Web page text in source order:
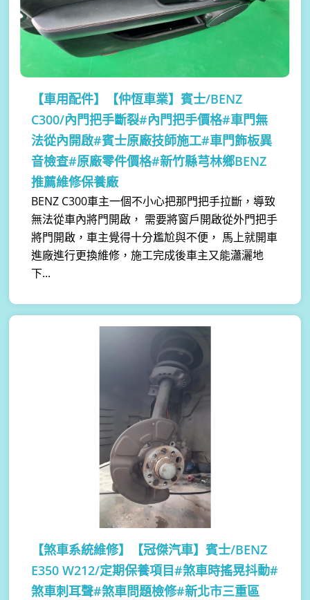
【車用配件】
【仲恆車業】賓士/BENZ
C300/內門把手斷裂#內門把手價格#車門無
法從內開啟#賓士原廠技師施工#車門飾板異
音檢查#原廠零件價格#新竹縣芎林鄉BENZ
推薦維修保養廠
BENZ C300車主一個不小心把那門把手拉斷，導致
無法從車內將門開啟， 需要將窗戶開啟從外門把手
將門開啟，車主覺得十分尷尬與不便， 馬上就開車
進廠進行更換維修，施工完成後車主又能瀟灑地
下...
【煞車系統維修】
【冠傑汽車】賓士/BENZ
E350 W212/定期保養項目#煞車時搖晃抖動#
煞車刺耳聲#煞車問題檢修#新北市三重區